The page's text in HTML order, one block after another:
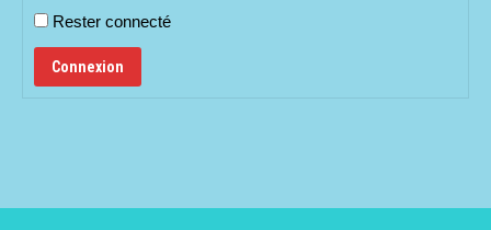
Rester connecté
Connexion